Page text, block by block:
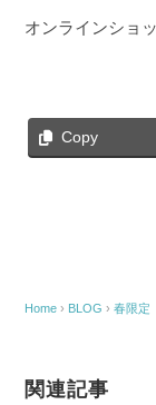
オンラインショ
Copy
Home › BLOG ›春限定
関連記事